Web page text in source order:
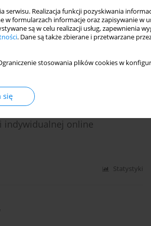
serwisu. Realizacja funkcji pozyskiwania
formularzach informacje oraz zapisywanie w
są w celu realizacji usług, zapewnienia
. Dane są także zbierane i przetwarzane
stosowania plików cookies w
się
- perspektywa terapeutów i
indywidualnej online
Statystyki